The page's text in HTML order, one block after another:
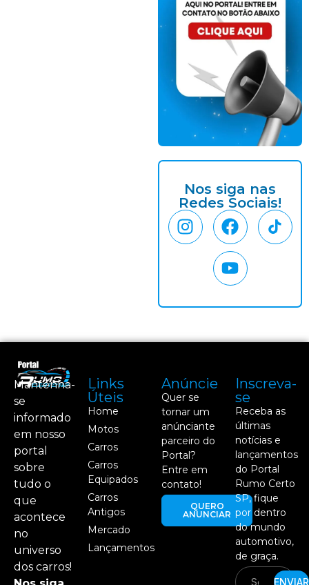
Nos siga nas
Redes Sociais!
Mantenha-
se
informado
em nosso
portal
sobre
tudo o
que
acontece
no
universo
dos carros!
Links
Úteis
Home
Motos
Carros
Carros
Equipados
Carros
Antigos
Mercado
Lançamentos
Anúncie
Quer se
tornar um
anúnciante
parceiro do
Portal?
Entre em
contato!
QUERO
ANUNCIAR
Inscreva-
se
Receba as
últimas
notícias e
lançamentos
do Portal
Rumo Certo
SP, fique
por dentro
do mundo
automotivo,
de graça.
ENVIAR